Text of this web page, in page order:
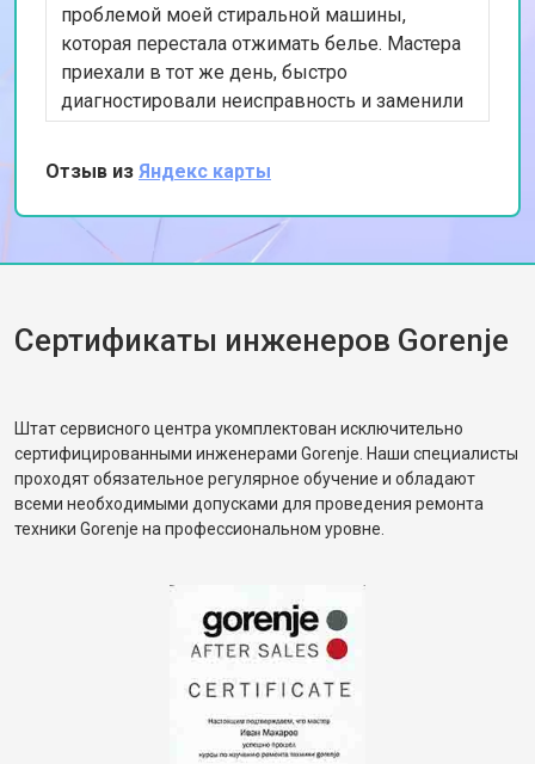
Замена циркуляционного насоса от 3800 ₽ Заказать
Замена УБЛ стиральной машины
Gorenje
от 2100 ₽
проблемой моей стиральной машины,
которая перестала отжимать белье. Мастера
приехали в тот же день, быстро
диагностировали неисправность и заменили
изношенный насос. Я впечатлена их
профессионализмом и оперативностью.
Спасибо за качественный ремонт!
Отзыв из Яндекс карты
Сертификаты инженеров Gorenje
Штат сервисного центра укомплектован исключительно
сертифицированными инженерами Gorenje. Наши специалисты
проходят обязательное регулярное обучение и обладают
всеми необходимыми допусками для проведения ремонта
техники Gorenje на профессиональном уровне.